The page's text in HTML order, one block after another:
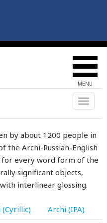
MENU
Toggle
by about 1200 people in
the Archi-Russian-English
for every word form of the
significant objects,
interlinear glossing.
(Cyrillic) Archi (IPA)